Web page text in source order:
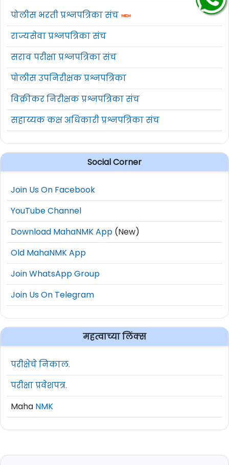
पोलीस भरती प्रश्नपत्रिका संच
राज्यसेवा प्रश्नपत्रिका संच
सराव परीक्षा प्रश्नपत्रिका संच
पोलीस उपनिरीक्षक प्रश्नपत्रिका
विक्रीकर निरीक्षक प्रश्नपत्रिका संच
सहाय्यक कक्ष अधिकारी प्रश्नपत्रिका संच
Social Corner
Join Us On Facebook
YouTube Channel
Download MahaNMK App (New)
Old MahaNMK App
Join WhatsApp Group
Join Us On Telegram
महत्वाच्या लिंक्स
परीक्षेचे निकाल.
परीक्षा प्रवेशपत्र.
Maha NMK